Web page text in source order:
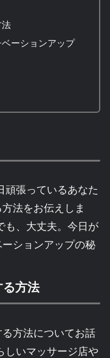
法
ーションアップ
頑張っているあなた
法をお伝えしま
も、大丈夫。今日が
ションアップの秘
る方法
方法についてお話
しいマッサージ店や